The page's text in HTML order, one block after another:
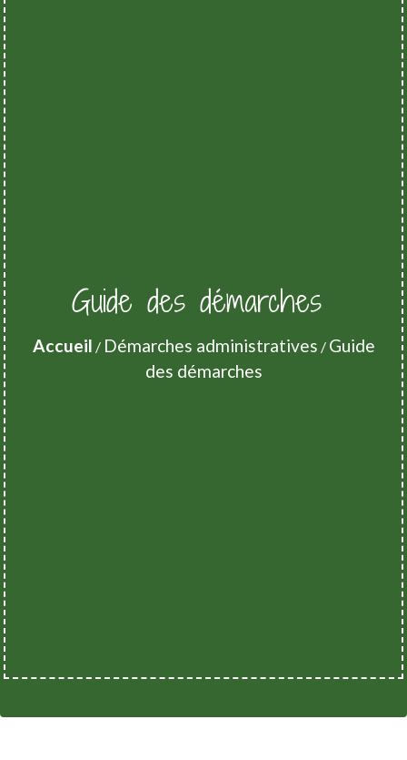
Guide des démarches
Accueil / Démarches administratives / Guide
des démarches